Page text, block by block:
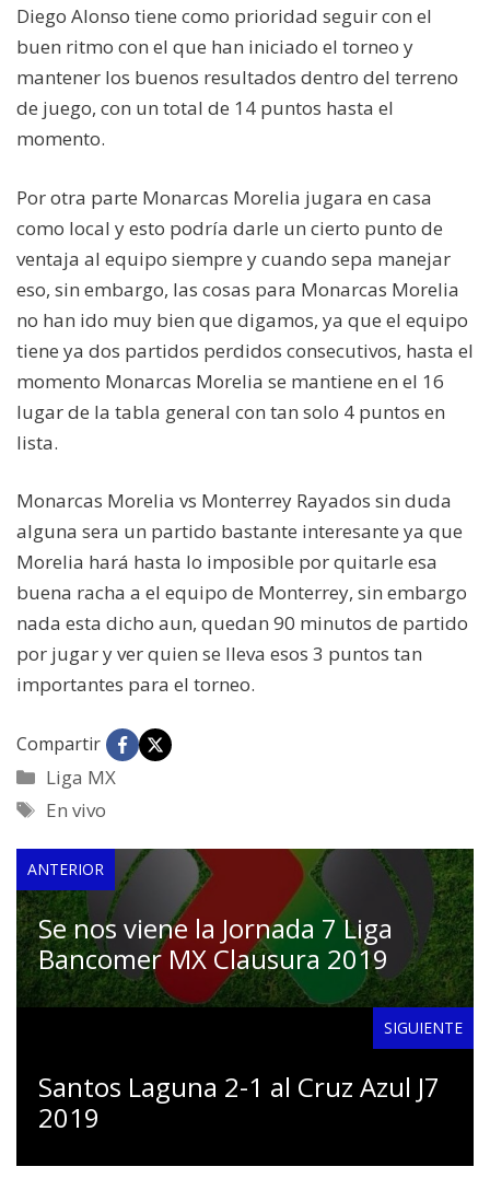
Diego Alonso tiene como prioridad seguir con el
buen ritmo con el que han iniciado el torneo y
mantener los buenos resultados dentro del terreno
de juego, con un total de 14 puntos hasta el
momento.
Por otra parte Monarcas Morelia jugara en casa
como local y esto podría darle un cierto punto de
ventaja al equipo siempre y cuando sepa manejar
eso, sin embargo, las cosas para Monarcas Morelia
no han ido muy bien que digamos, ya que el equipo
tiene ya dos partidos perdidos consecutivos, hasta el
momento Monarcas Morelia se mantiene en el 16
lugar de la tabla general con tan solo 4 puntos en
lista.
Monarcas Morelia vs Monterrey Rayados sin duda
alguna sera un partido bastante interesante ya que
Morelia hará hasta lo imposible por quitarle esa
buena racha a el equipo de Monterrey, sin embargo
nada esta dicho aun, quedan 90 minutos de partido
por jugar y ver quien se lleva esos 3 puntos tan
importantes para el torneo.
Compartir
Categorías
Liga MX
Etiquetas
En vivo
ANTERIOR
Se nos viene la Jornada 7 Liga
Bancomer MX Clausura 2019
SIGUIENTE
Santos Laguna 2-1 al Cruz Azul J7
2019